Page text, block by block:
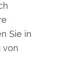
Sie in
von